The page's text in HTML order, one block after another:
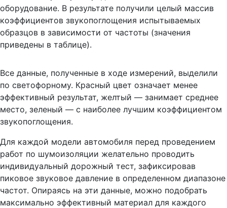
оборудование. В результате получили целый массив
коэффициентов звукопоглощения испытываемых
образцов в зависимости от частоты (значения
приведены в таблице).
Все данные, полученные в ходе измерений, выделили
по светофорному. Красный цвет означает менее
эффективный результат, желтый — занимает среднее
место, зеленый — с наиболее лучшим коэффициентом
звукопоглощения.
Для каждой модели автомобиля перед проведением
работ по шумоизоляции желательно проводить
индивидуальный дорожный тест, зафиксировав
пиковое звуковое давление в определенном диапазоне
частот. Опираясь на эти данные, можно подобрать
максимально эффективный материал для каждого